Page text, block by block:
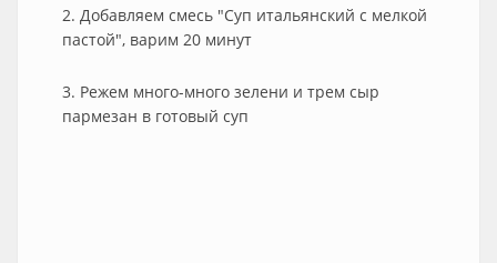
2. Добавляем смесь "Суп итальянский с мелкой
пастой", варим 20 минут
3. Режем много-много зелени и трем сыр
пармезан в готовый суп